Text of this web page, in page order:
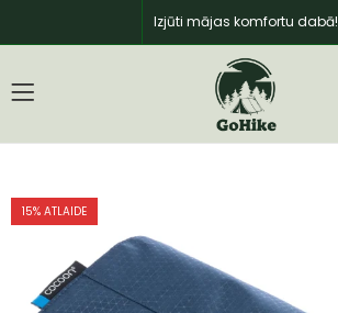
Izjūti mājas komfortu dabā!
15% ATLAIDE